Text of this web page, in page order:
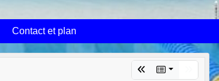
Contact et plan